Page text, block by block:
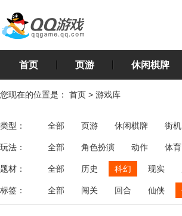
首页 页游 休闲棋牌
您现在的位置是： 首页 > 游戏库
类型： 全部 页游 休闲棋牌 街机
玩法： 全部 角色扮演 动作 体育
飞行
恋爱 第三人称射击
题材： 全部 历史 科幻 现实
标签： 全部 闯关 回合 仙侠